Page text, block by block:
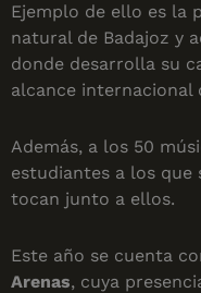
Ejemplo de ello es la
natural de Badajoz y
donde desarrolla su
alcance internacional
Además, a los 50
estudiantes a los
tocan junto a ellos.
Este año se cuenta
Arenas, cuya